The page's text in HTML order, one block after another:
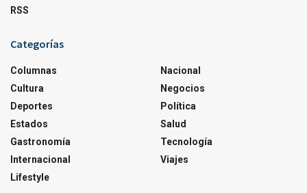
RSS
Categorías
Columnas
Cultura
Deportes
Estados
Gastronomía
Internacional
Lifestyle
Nacional
Negocios
Política
Salud
Tecnología
Viajes